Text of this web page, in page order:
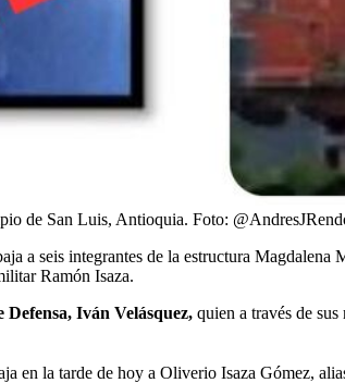
de San Luis, Antioquia. Foto:
a seis integrantes de la estructura
Ramón Isaza.
Iván Velásquez, quien a través de
en la tarde de hoy a Oliverio Isaza Gómez,